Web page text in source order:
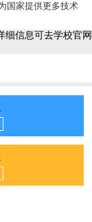
国家提供更多技术
细信息可去学校官网